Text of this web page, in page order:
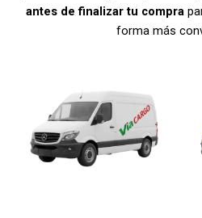
antes de finalizar tu compra
forma más